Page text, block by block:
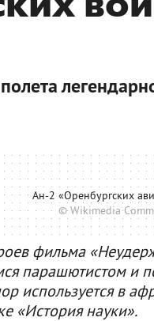
Ан-2 «Оренбургских
© Wikimedia
фильма
парашютистом и
используется в
«История науки».